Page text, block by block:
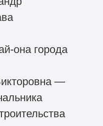
она города
—